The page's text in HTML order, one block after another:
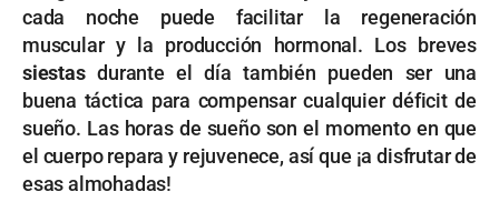
cada noche puede facilitar la regeneración
muscular y la producción hormonal. Los breves
siestasdurante el día también pueden ser una
buena táctica para compensar cualquier déficit de
sueño. Las horas de sueño son el momento en que
el cuerpo repara y rejuvenece, así que ¡a disfrutar de
esas almohadas!